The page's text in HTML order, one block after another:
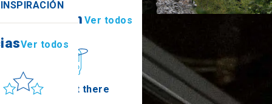
Información Ver todos
How to get there
INSPIRACIÓN
Ver todos